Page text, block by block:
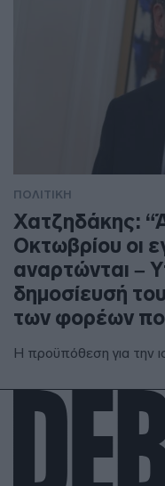
ΠΟΛΙΤΙΚΗ
Χατζηδάκης:
Οκτωβρίου οι
αναρτώνται –
δημοσίευσή
των φορέων
Η προϋπόθεση για την